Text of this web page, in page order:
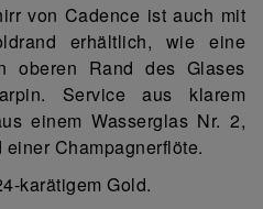
von Cadence ist auch mit
erhältlich, wie eine
oberen Rand des Glases
Service aus klarem
einem Wasserglas Nr. 2,
Champagnerflöte.
karätigem Gold.